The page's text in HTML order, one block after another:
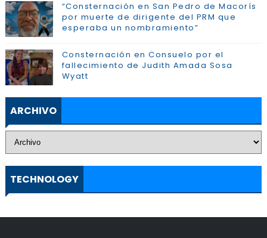
“Consternación en San Pedro de Macorís
por muerte de dirigente del PRM que
esperaba un nombramiento”
Consternación en Consuelo por el
fallecimiento de Judith Amada Sosa
Wyatt
ARCHIVO
TECHNOLOGY